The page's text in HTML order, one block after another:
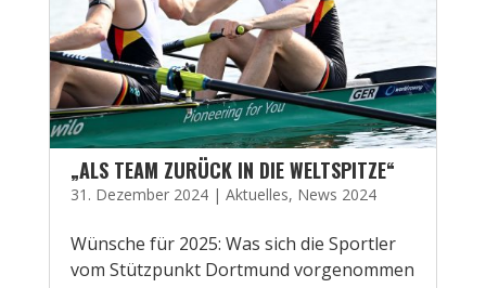
„ALS TEAM ZURÜCK IN DIE WELTSPITZE“
31. Dezember 2024| Aktuelles, News 2024
Wünsche für 2025: Was sich die Sportler
vom Stützpunkt Dortmund vorgenommen